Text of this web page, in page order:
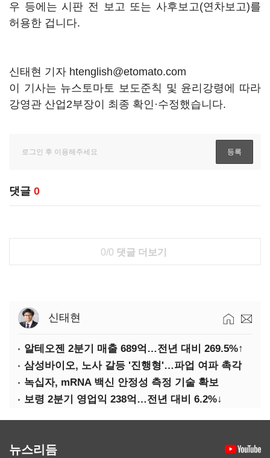
우 등에는 시판 전 보고 또는 사후보고(연차보고)를
허용한 겁니다.
신태현 기자 htenglish@etomato.com
이 기사는 뉴스토마토 보도준칙 및 윤리강령에 따라
강영관 산업2부장이 최종 확인·수정했습니다.
댓글 0
0/0 댓글 더보기
신태현
알테오젠 2분기 매출 689억…전년 대비 269.5%↑
삼성바이오, 노사 갈등 '진행형'…파업 여파 촉각
녹십자, mRNA 백신 안정성 측정 기술 확보
보령 2분기 영업익 238억…전년 대비 6.2%↓
뉴스리듬